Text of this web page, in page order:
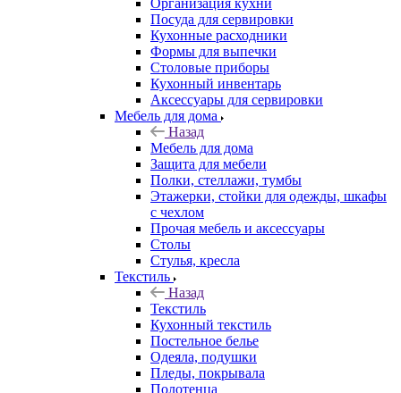
Организация кухни
Посуда для сервировки
Кухонные расходники
Формы для выпечки
Столовые приборы
Кухонный инвентарь
Аксессуары для сервировки
Мебель для дома
Назад
Мебель для дома
Защита для мебели
Полки, стеллажи, тумбы
Этажерки, стойки для одежды, шкафы
с чехлом
Прочая мебель и аксессуары
Столы
Стулья, кресла
Текстиль
Назад
Текстиль
Кухонный текстиль
Постельное белье
Одеяла, подушки
Пледы, покрывала
Полотенца